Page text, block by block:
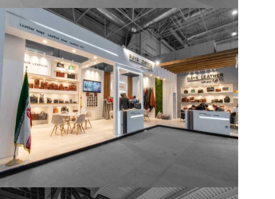
luxury, سال 1401, غرفه بزرگ, لوکس, نمایشگاه چرم
غرفه شرکت رایا چرم